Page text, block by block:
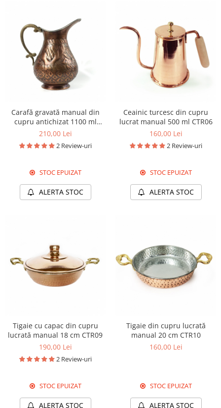
Carafă gravată manual din
cupru antichizat 1100 ml
CTR05
210,00 Lei
2 Review-uri
STOC EPUIZAT
ALERTA STOC
Ceainic turcesc din cupru
lucrat manual 500 ml CTR06
160,00 Lei
2 Review-uri
STOC EPUIZAT
ALERTA STOC
Tigaie cu capac din cupru
lucrată manual 18 cm CTR09
190,00 Lei
2 Review-uri
STOC EPUIZAT
ALERTA STOC
Tigaie din cupru lucrată
manual 20 cm CTR10
160,00 Lei
STOC EPUIZAT
ALERTA STOC